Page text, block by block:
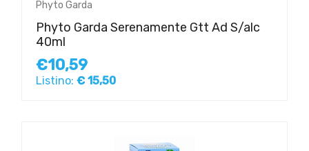
Phyto Garda
Phyto Garda Serenamente Gtt Ad S/alc
40ml
€10,59
Listino: € 15,50